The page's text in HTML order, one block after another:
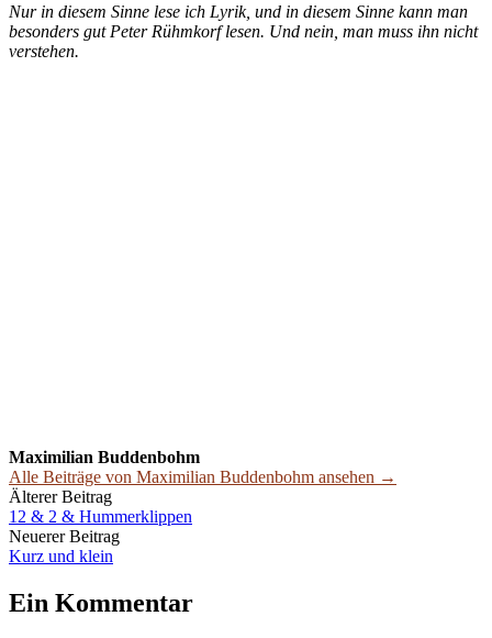
Nur in diesem Sinne lese ich Lyrik, und in diesem Sinne kann man
besonders gut Peter Rühmkorf lesen. Und nein, man muss ihn nicht
verstehen.
Maximilian Buddenbohm
Alle Beiträge von Maximilian Buddenbohm ansehen →
Beitrags-
Navigation
Älterer Beitrag
12 & 2 & Hummerklippen
Neuerer Beitrag
Kurz und klein
Ein Kommentar